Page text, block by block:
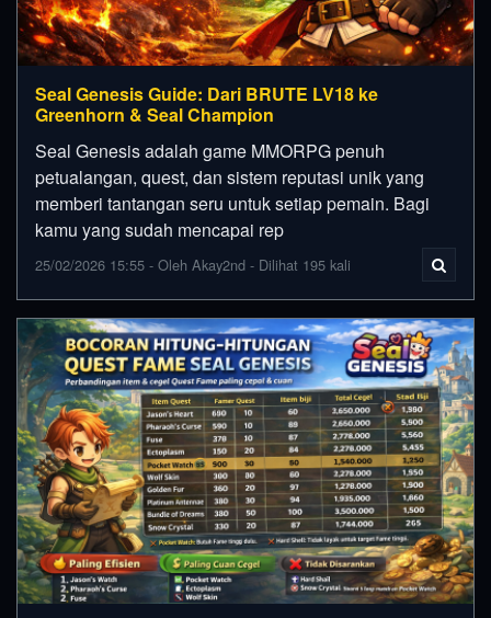
Seal Genesis Guide: Dari BRUTE LV18 ke
Greenhorn & Seal Champion
Seal Genesis adalah game MMORPG penuh
petualangan, quest, dan sistem reputasi unik yang
memberi tantangan seru untuk setiap pemain. Bagi
kamu yang sudah mencapai rep
25/02/2026 15:55 - Oleh Akay2nd - Dilihat 195 kali